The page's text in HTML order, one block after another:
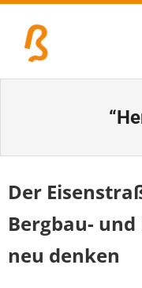
Tage der
Eisenstraßenmuseen
Veranstaltungen
Der
Bergbau-
neu denken